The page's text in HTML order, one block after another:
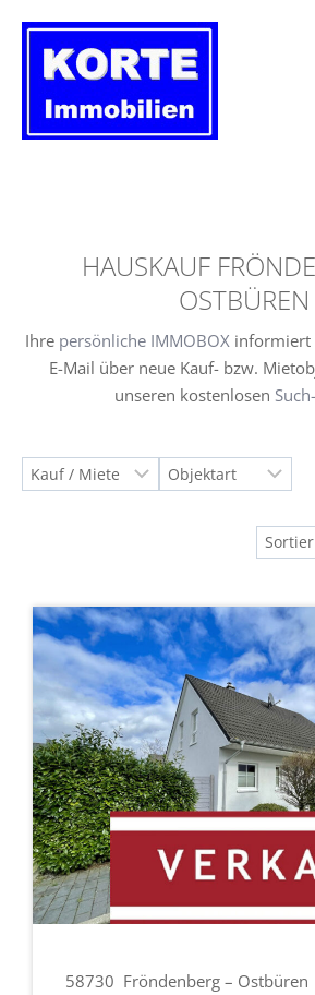
Inhalt
springen
HAUSKAUF
OSTBÜREN
Ihre persönliche IMMOBOX informiert
E-Mail über neue Kauf- bzw.
unseren kostenlosen
58730 Fröndenberg – Ostbüren